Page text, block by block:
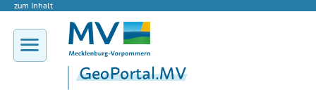
zum Inhalt